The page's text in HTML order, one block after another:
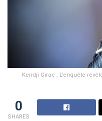
Kendji Girac : L'enquête
0
SHARES